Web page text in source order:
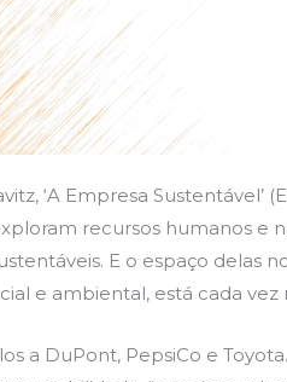
‘A Empresa Sustentável’
recursos humanos e
E o espaço delas
e ambiental, está cada vez
a DuPont, PepsiCo e